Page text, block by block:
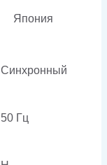
Япония
Синхронный
50 Гц